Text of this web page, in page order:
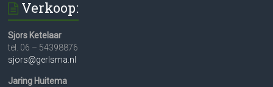
Verkoop:
Sjors Ketelaar
tel. 06 – 54398876
sjors@gerlsma.nl
Jaring Huitema